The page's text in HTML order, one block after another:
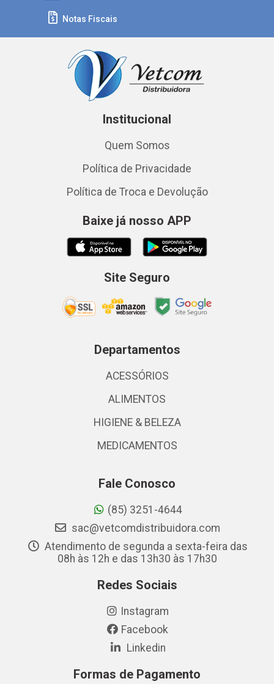
Notas Fiscais
Institucional
Quem Somos
Política de Privacidade
Política de Troca e Devolução
Baixe já nosso APP
Site Seguro
Departamentos
ACESSÓRIOS
ALIMENTOS
HIGIENE & BELEZA
MEDICAMENTOS
Fale Conosco
(85) 3251-4644
sac@vetcomdistribuidora.com
Atendimento de segunda a sexta-feira das
08h às 12h e das 13h30 às 17h30
Redes Sociais
Instagram
Facebook
Linkedin
Formas de Pagamento